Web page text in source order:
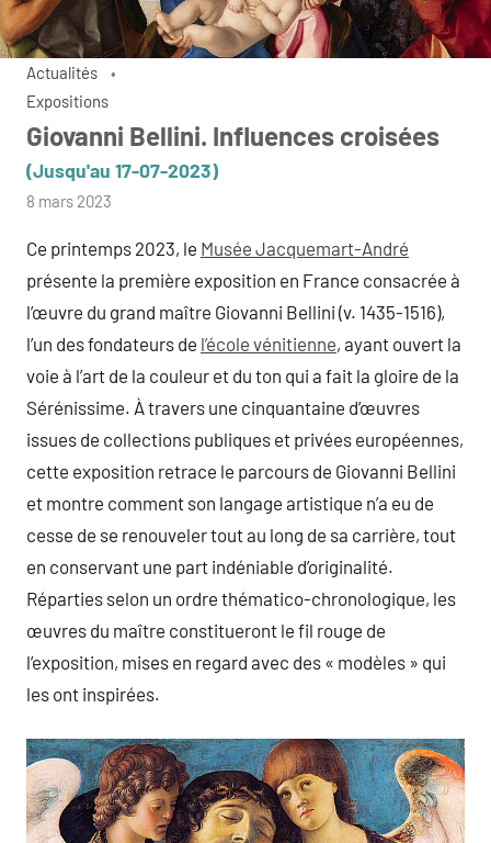
Actualités
Expositions
Giovanni Bellini. Influences croisées
(Jusqu'au 17-07-2023)
par
8 mars 2023
Ce printemps 2023, le Musée Jacquemart-André
présente la première exposition en France consacrée à
l’œuvre du grand maître Giovanni Bellini (v. 1435-1516),
l’un des fondateurs de l’école vénitienne, ayant ouvert la
voie à l’art de la couleur et du ton qui a fait la gloire de la
Sérénissime. À travers une cinquantaine d’œuvres
issues de collections publiques et privées européennes,
cette exposition retrace le parcours de Giovanni Bellini
et montre comment son langage artistique n’a eu de
cesse de se renouveler tout au long de sa carrière, tout
en conservant une part indéniable d’originalité.
Réparties selon un ordre thématico-chronologique, les
œuvres du maître constitueront le fil rouge de
l’exposition, mises en regard avec des « modèles » qui
les ont inspirées.